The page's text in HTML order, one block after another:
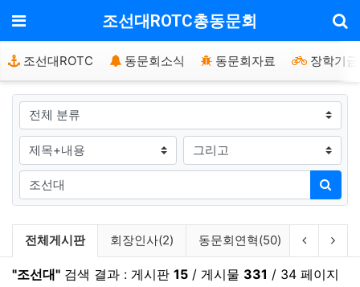
메뉴 조선대ROTC총동문회
조선대ROTC 동문회소식 동문회자료 장학기금
그룹
검색조건 검색방법
검색어
검색
검색 게시판 목록
전체게시판 회장인사(2) 동문회연혁(50) 역대회
이전 게시
다
"조선대" 검색 결과 : 게시판 15 / 게시물 331 / 34 페이지